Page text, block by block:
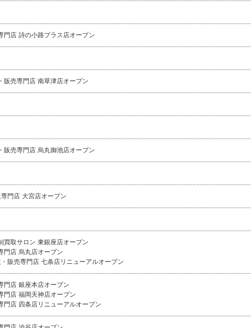
門店 詩の小路プラス店オープン
販売専門店 南草津店オープン
販売専門店 烏丸御池店オープン
門店 大宮店オープン
買取サロン 東銀座店オープン
門店 烏丸店オープン
販売専門店 七条店リニューアルオープン
門店 銀座本店オープン
門店 福岡天神店オープン
門店 四条店リニューアルオープン